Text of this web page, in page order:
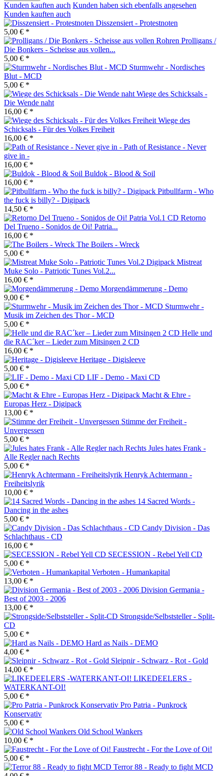
Kunden kauften auch Kunden haben sich ebenfalls angesehen
Kunden kauften auch
Disszensiert - Protestnoten
5,00 € *
Prolligans /
Die Bonkers - Scheisse aus vollen...
5,00 € *
Sturmwehr - Nordisches
Blut - MCD
5,00 € *
Wiege des Schicksals -
Die Wende naht
16,00 € *
Wiege des
Schicksals - Für des Volkes Freiheit
16,00 € *
Path of Resistance - Never
give in -
16,00 € *
Buldok - Blood & Soil
16,00 € *
Pitbullfarm - Who
the fuck is billy? - Digipack
14,50 € *
Retorno
Del Trueno - Sonidos de Oi! Patria...
16,00 € *
The Boilers - Wreck
5,00 € *
Mistreat
Muke Solo - Patriotic Tunes Vol.2...
16,00 € *
Morgendämmerung - Demo
9,00 € *
Sturmwehr -
Musik im Zeichen des Thor - MCD
5,00 € *
Helle und
die RAC´ker – Lieder zum Mitsingen 2 CD
16,00 € *
Heritage - Digisleeve
5,00 € *
LIF - Demo - Maxi CD
5,00 € *
Macht & Ehre -
Europas Herz - Digipack
13,00 € *
Stimme der Freiheit -
Unvergessen
5,00 € *
Jules hates Frank -
Alle Regler nach Rechts
5,00 € *
Henryk Achtermann -
Freiheitslyrik
10,00 € *
14 Sacred Words -
Dancing in the ashes
5,00 € *
Candy Division - Das
Schlachthaus - CD
16,00 € *
SECESSION - Rebel Yell CD
5,00 € *
Verboten - Humankapital
13,00 € *
Division Germania -
Best of 2003 - 2006
13,00 € *
Strongside/Selbststeller - Split-
CD
5,00 € *
Hard as Nails - DEMO
4,00 € *
Sleipnir - Schwarz - Rot - Gold
14,00 € *
LIKEDEELERS -
WATERKANT-OI!
5,00 € *
Pro Patria - Punkrock
Konservativ
5,00 € *
Old School Wankers
10,00 € *
Faustrecht - For the Love of Oi!
5,00 € *
Terror 88 - Ready to fight MCD